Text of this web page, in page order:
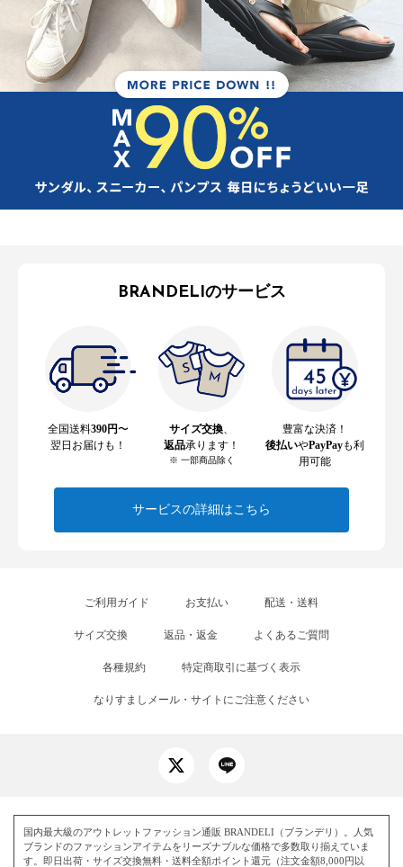
BRANDELIのサービス
全国送料390円〜
翌日お届けも！
サイズ交換、
返品承ります！
※ 一部商品除く
豊富な決済！
後払いやPayPayも利
用可能
サービスの詳細はこちら
ご利用ガイド お支払い 配送・送料
サイズ交換 返品・返金 よくあるご質問
各種規約 特定商取引に基づく表示
なりすましメール・サイトにご注意ください
国内最大級のアウトレットファッション通販 BRANDELI（ブランデリ）。人気
ブランドのファッションアイテムをリーズナブルな価格で多数取り揃えていま
す。即日出荷・サイズ交換無料・送料全額ポイント還元（注文金額8,000円以